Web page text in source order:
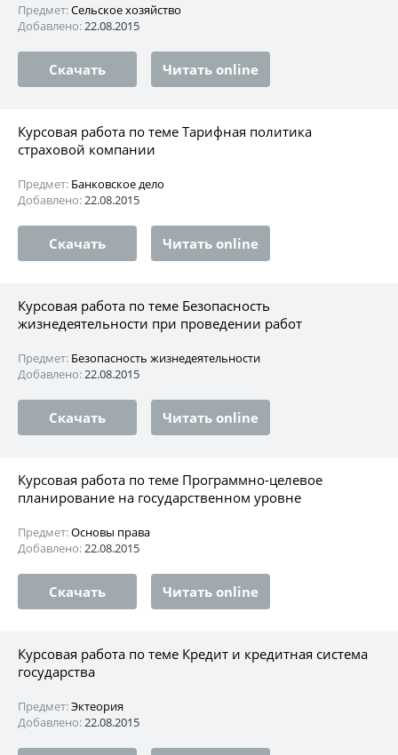
Предмет:Сельское хозяйство
Добавлено:22.08.2015
Скачать Читать online
Курсовая работа по теме Тарифная политика
страховой компании
Предмет: Банковское дело
Добавлено:22.08.2015
Скачать Читать online
Курсовая работа по теме Безопасность
жизнедеятельности при проведении работ
Предмет: Безопасность жизнедеятельности
Добавлено:22.08.2015
Скачать Читать online
Курсовая работа по теме Программно-целевое
планирование на государственном уровне
Предмет:Основы права
Добавлено:22.08.2015
Скачать Читать online
Курсовая работа по теме Кредит и кредитная система
государства
Предмет:Эктеория
Добавлено:22.08.2015